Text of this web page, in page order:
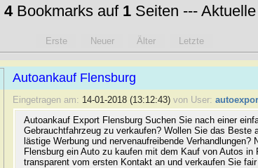
4Bookmarks auf 1Seiten ---
Erste Neuer Älter Letzte
Autoankauf Flensburg
Eingetragen am: 14-01-2018 (13:12:43) von User:
Autoankauf Export Flensburg Suchen Sie nach einer
Gebrauchtfahrzeug zu verkaufen? Wollen Sie das Beste
lästige Werbung und nervenaufreibende Verhandlungen?
Flensburg ein Auto zu kaufen mit dem Kauf von Autos in
transparent vom ersten Kontakt an und verkaufen Sie